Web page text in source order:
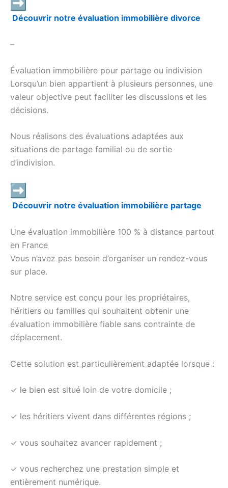
Découvrir notre évaluation immobilière divorce
–
Évaluation immobilière pour partage ou indivision
Lorsqu’un bien appartient à plusieurs personnes, une
valeur objective peut faciliter les discussions et les
décisions.
Nous réalisons des évaluations adaptées aux
situations de partage familial ou de sortie
d’indivision.
Découvrir notre évaluation immobilière partage
Une évaluation immobilière 100 % à distance partout
en France
Vous n’avez pas besoin d’organiser un rendez-vous
sur place.
Notre service est conçu pour les propriétaires,
héritiers ou familles qui souhaitent obtenir une
évaluation immobilière fiable sans contrainte de
déplacement.
Cette solution est particulièrement adaptée lorsque :
✓ le bien est situé loin de votre domicile ;
✓ les héritiers vivent dans différentes régions ;
✓ vous souhaitez avancer rapidement ;
✓ vous recherchez une prestation simple et
entièrement numérique.